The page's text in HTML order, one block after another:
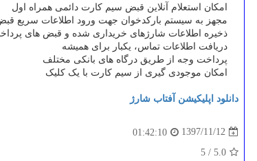
امکان استعلام آنلاین قبض سیم کارت دائمی همراه اول
مجهز به سیستم بارکدخوان جهت ورود اطلاعات سریع
ذخیره اطلاعات شارژهای خریداری شده و قبض های
دریافت اطلاعات تماس، یکبار برای همیشه
پرداخت وجه از طریق درگاه های بانکی مختلف
امکان موجودی گیری از سیم کارت با یک کلیک
دانلود اپلیکیشن آفتاب شارژ
1397/11/12
01:42:10
5.0
/
5